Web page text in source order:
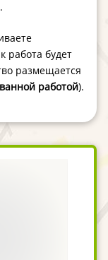
работа будет
размещается
работой).